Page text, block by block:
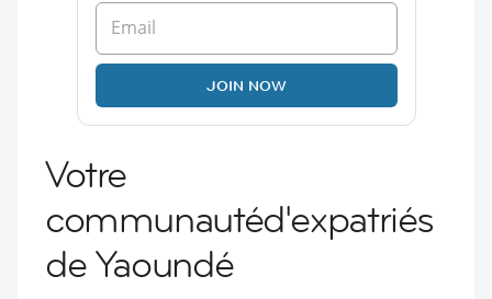
JOIN NOW
Votre
communautéd'expatriés
de Yaoundé